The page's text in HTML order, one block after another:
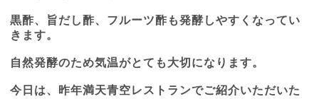
黒酢、旨だし酢、フルーツ酢も発酵しやすくなってい
きます。
自然発酵のため気温がとても大切になります。
今日は、昨年満天青空レストランでご紹介いただいた